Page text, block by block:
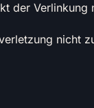
der Verlinkung
nicht